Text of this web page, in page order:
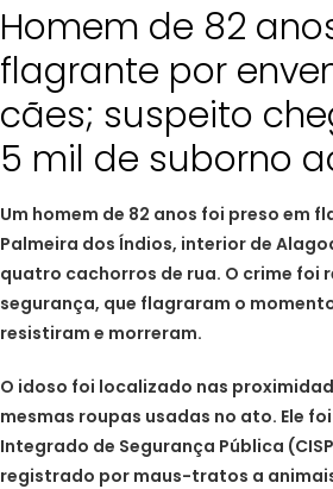
Homem de 82
flagrante por
cães; suspeito
5 mil de suborno
Um homem de 82 anos foi preso em
Palmeira dos Índios, interior de
quatro cachorros de rua. O crime foi
segurança, que flagraram o
resistiram e morreram.
O idoso foi localizado nas
mesmas roupas usadas no ato. Ele
Integrado de Segurança Pública
registrado por maus-tratos a